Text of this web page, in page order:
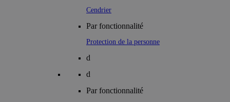
Cendrier
Par fonctionnalité
Protection de la personne
d
d
Par fonctionnalité